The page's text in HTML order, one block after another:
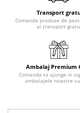
Transport
Comanda produse de
ai transport
Ambalaj Premium
Comanda ta ajunge in
ambalajele noastre